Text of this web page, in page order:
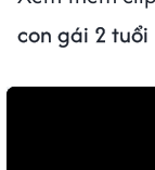
con gái 2